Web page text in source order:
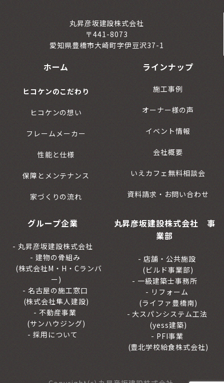
丸昇彦坂建設株式会社
〒441-8073
愛知県豊橋市大崎町字伊豆沢37-1
ホーム
ヒコケンのこだわり
ヒコケンの想い
フレームメーカー
性能と仕様
保障とメンテナンス
家づくりの流れ
ラインナップ
施工事例
オーナー様の声
イベント情報
会社概要
いえカフェ無料相談会
資料請求・お問い合わせ
グループ企業
丸昇彦坂建設株式会社
建物の骨組み
(株式会社M・H・Cランバ
ー)
名古屋の施工窓口
(株式会社隼人建設)
不動産事業
(サンハウジング)
採用について
丸昇彦坂建設株式会社 事
業部
店舗・公共施設
(ビルド事業部)
一級建築士事務所
リフォーム
(ライファ豊橋南)
大スパンシステム工法
(yess建築)
PFI事業
(豊北学校給食株式会社)